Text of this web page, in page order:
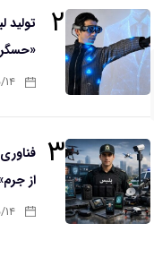
۲
تولید
۳
از